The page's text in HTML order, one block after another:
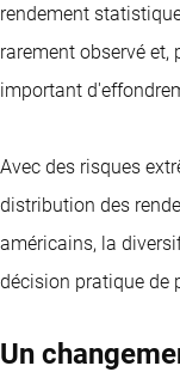
rendement
rarement observé et,
important
Avec des risques
distribution des
américains, la
décision pratique de
Un